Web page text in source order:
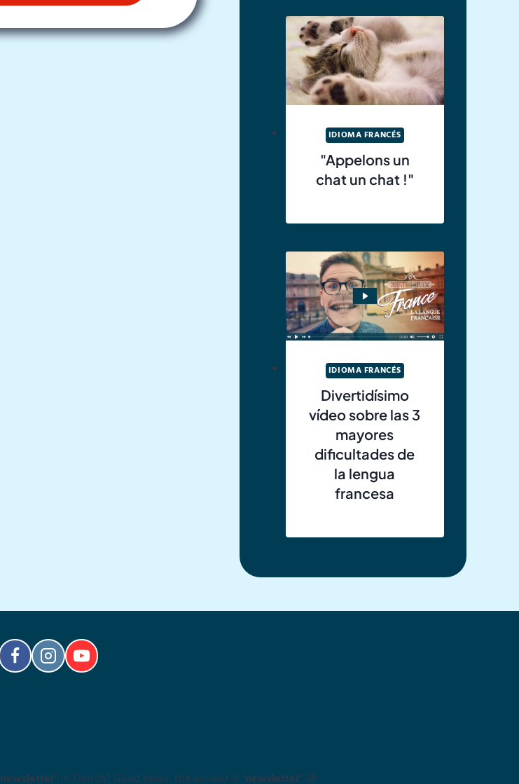
IDIOMA FRANCÉS
"Appelons un
chat un chat !"
IDIOMA FRANCÉS
Divertidísimo
vídeo sobre las 3
mayores
dificultades de
la lengua
francesa
newsletter" in French? Good news: the answer is "newsletter" 😜